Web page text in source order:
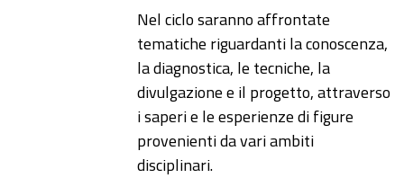
Nel ciclo saranno affrontate
tematiche riguardanti la conoscenza,
la diagnostica, le tecniche, la
divulgazione e il progetto, attraverso
i saperi e le esperienze di figure
provenienti da vari ambiti
disciplinari.